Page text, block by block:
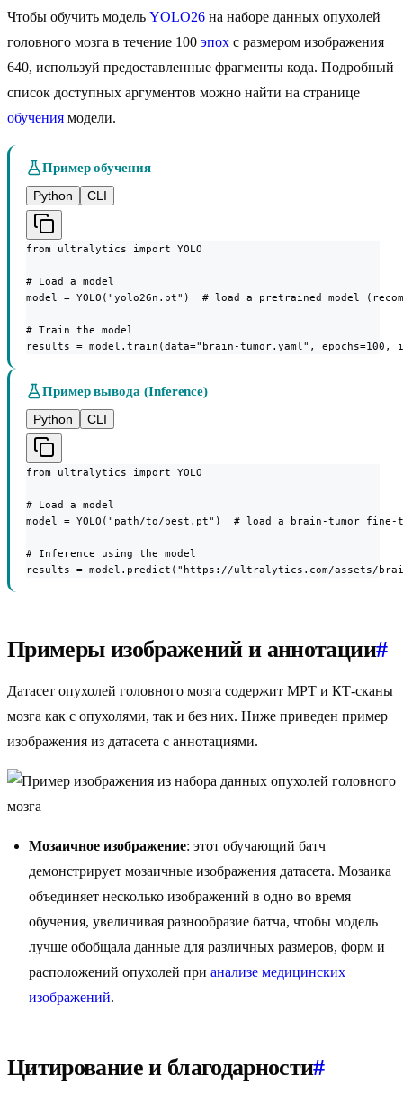
Чтобы обучить модель YOLO26 на наборе данных опухолей
головного мозга в течение 100 эпох с размером изображения
640, используй предоставленные фрагменты кода. Подробный
список доступных аргументов можно найти на странице
обучения модели.
Пример обучения
Python
CLI
from ultralytics import YOLO
# Load a model
model = YOLO("yolo26n.pt")  # load a pretrained model
# Train the model
results = model.train(data="brain-tumor.yaml", epochs=100,
Пример вывода (Inference)
Python
CLI
from ultralytics import YOLO
# Load a model
model = YOLO("path/to/best.pt")  # load a brain-tumor fine-
# Inference using the model
results = model.predict("https://ultralytics.com/assets/
Примеры изображений и аннотации#
Датасет опухолей головного мозга содержит МРТ и КТ-сканы
мозга как с опухолями, так и без них. Ниже приведен пример
изображения из датасета с аннотациями.
Мозаичное изображение: этот обучающий батч
демонстрирует мозаичные изображения датасета. Мозаика
объединяет несколько изображений в одно во время
обучения, увеличивая разнообразие батча, чтобы модель
лучше обобщала данные для различных размеров, форм и
расположений опухолей при анализе медицинских
изображений.
Цитирование и благодарности#